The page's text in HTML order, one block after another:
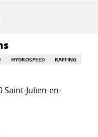
HYDROSPEED RAFTING
Saint-Julien-en-